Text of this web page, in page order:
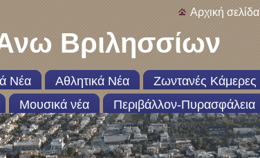
Αρχική σελίδα
Βριλησσίων
Νέα Αθλητικά Νέα Ζωντανές Κάμερες
Μουσικά νέα Περιβάλλον-Πυρασφάλεια